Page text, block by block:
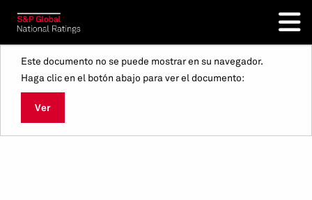
Este documento no se puede mostrar en su navegador.
Haga clic en el botón abajo para ver el documento:
Ver